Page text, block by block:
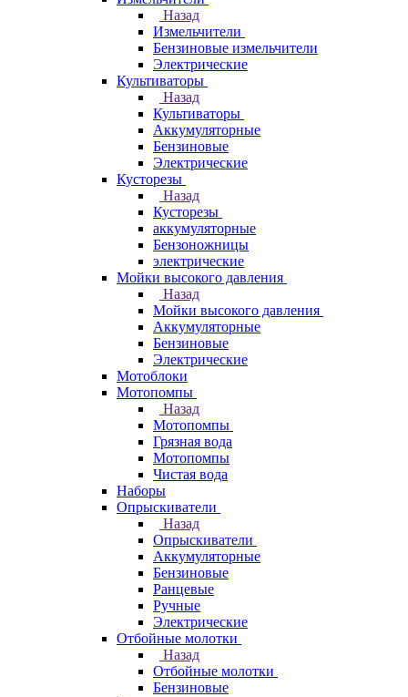
Назад
Измельчители
Бензиновые измельчители
Электрические
Культиваторы
Назад
Культиваторы
Аккумуляторные
Бензиновые
Электрические
Кусторезы
Назад
Кусторезы
аккумуляторные
Бензоножницы
электрические
Мойки высокого давления
Назад
Мойки высокого давления
Аккумуляторные
Бензиновые
Электрические
Мотоблоки
Мотопомпы
Назад
Мотопомпы
Грязная вода
Мотопомпы
Чистая вода
Наборы
Опрыскиватели
Назад
Опрыскиватели
Аккумуляторные
Бензиновые
Ранцевые
Ручные
Электрические
Отбойные молотки
Назад
Отбойные молотки
Бензиновые